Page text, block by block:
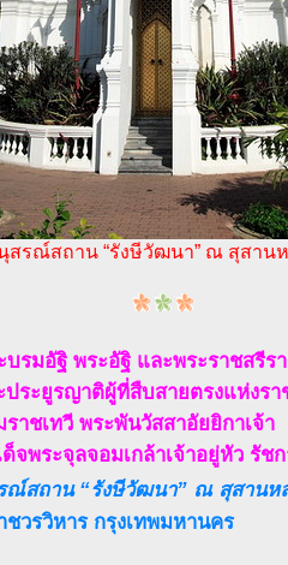
สรณ์สถาน “รังษีวัฒนา” ณ สุสาน
รมอัฐิ พระอัฐิ และพระราชสรีร
ประยูรญาติผู้ที่สืบสายตรงแห่งร
าชเทวี พระพันวัสสาอัยยิกาเจ้า
จพระจุลจอมเกล้าเจ้าอยู่หัว รัช
ณ์สถาน “รังษีวัฒนา” ณ สุสานห
วรวิหาร กรุงเทพมหานคร